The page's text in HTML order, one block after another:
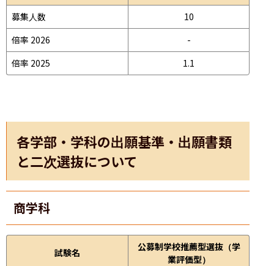
募集人数
10
倍率 2026
-
倍率 2025
1.1
各学部・学科の出願基準・出願書類
と二次選抜について
商学科
試験名
公募制学校推薦型選抜（学
業評価型）